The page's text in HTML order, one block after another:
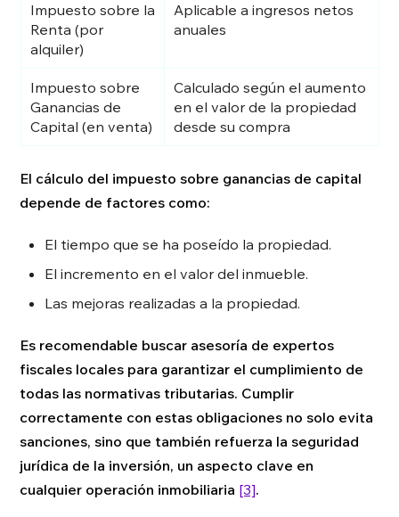
Impuesto sobre la
Renta (por
alquiler)
Aplicable a ingresos netos
anuales
Impuesto sobre
Ganancias de
Capital (en venta)
Calculado según el aumento
en el valor de la propiedad
desde su compra
El cálculo del impuesto sobre ganancias de capital
depende de factores como:
El tiempo que se ha poseído la propiedad.
El incremento en el valor del inmueble.
Las mejoras realizadas a la propiedad.
Es recomendable buscar asesoría de expertos
fiscales locales para garantizar el cumplimiento de
todas las normativas tributarias. Cumplir
correctamente con estas obligaciones no solo evita
sanciones, sino que también refuerza la seguridad
jurídica de la inversión, un aspecto clave en
cualquier operación inmobiliaria [3].